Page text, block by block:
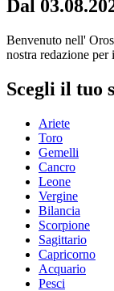
Dal
Benvenuto nell'
nostra redazione
Scegli il tuo
Ariete
Toro
Gemelli
Cancro
Leone
Vergine
Bilancia
Scorpione
Sagittario
Capricorno
Acquario
Pesci